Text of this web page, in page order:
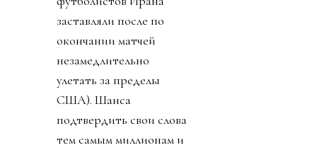
заставляли после по
окончании матчей
незамедлительно
улетать за пределы
США). Шанса
подтвердить свои слова
тем самым миллионам и